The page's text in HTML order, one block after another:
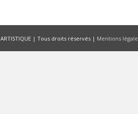
| Tous droits réservés | Mentions